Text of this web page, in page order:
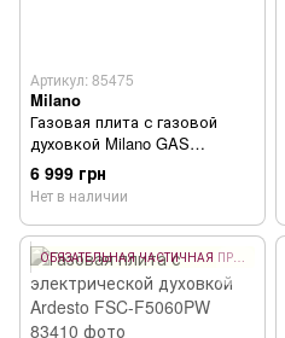
Артикул: 85475
Milano
Газовая плита с газовой
духовкой Milano GAS
COOKER ML55 G1/07
6 999 грн
Нет в наличии
ОБЯЗАТЕЛЬНАЯ ЧАСТИЧНАЯ ПРЕДОПЛАТА 10%